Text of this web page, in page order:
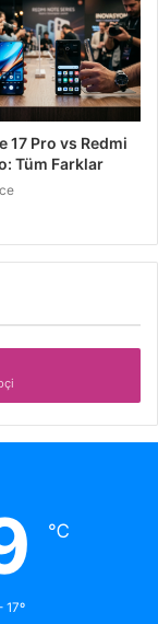
17 Pro vs Redmi
Tüm Farklar
℃
17º